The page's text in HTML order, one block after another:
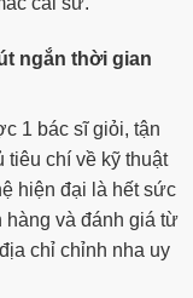
ngắn thời gian
1 bác sĩ giỏi, tận
tiêu chí về kỹ thuật
hiện đại là hết sức
hàng và đánh giá từ
chỉ chỉnh nha uy